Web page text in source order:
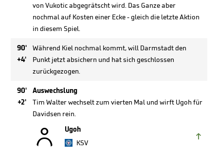
von Vukotic abgegrätscht wird. Das Ganze aber
nochmal auf Kosten einer Ecke - gleich die letzte Aktion
in diesem Spiel.
90'
+4'
Während Kiel nochmal kommt, will Darmstadt den
Punkt jetzt absichern und hat sich geschlossen
zurückgezogen.
90'
+2'
Auswechslung
Tim Walter wechselt zum vierten Mal und wirft Ugoh für
Davidsen rein.

Ugoh
KSV
